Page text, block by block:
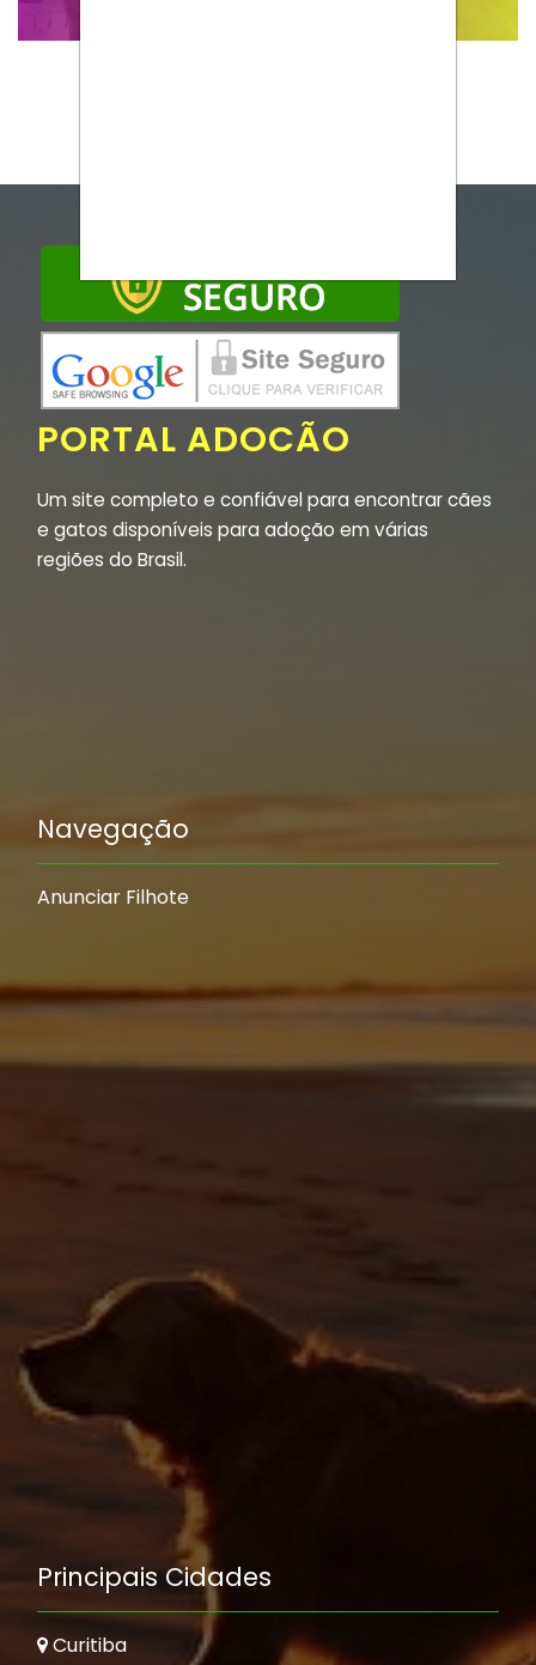
PORTAL ADOCÃO
Um site completo e confiável para encontrar cães
e gatos disponíveis para adoção em várias
regiões do Brasil.
Navegação
Anunciar Filhote
Principais Cidades
Curitiba